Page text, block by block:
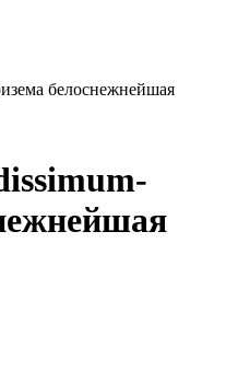
белоснежнейшая